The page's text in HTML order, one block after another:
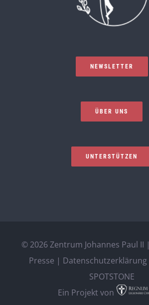
NEWSLETTER
ÜBER UNS
UNTERSTÜTZEN
© 2026 Zentrum Johannes Paul II |
Presse | Datenschutzerklärung
SPOTSTONE
Ein Projekt von